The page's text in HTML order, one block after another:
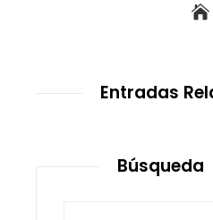
Entradas
Búsqueda